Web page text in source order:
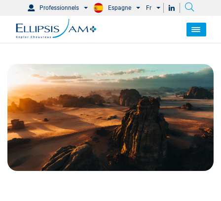
Professionnels Espagne Fr